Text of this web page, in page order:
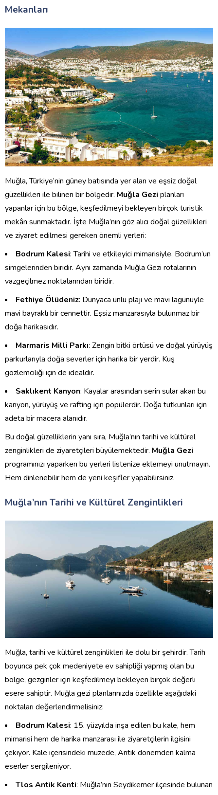
Mekanları
Muğla, Türkiye’nin güney batısında yer alan ve eşsiz doğal
güzellikleri ile bilinen bir bölgedir. Muğla Gezi planları
yapanlar için bu bölge, keşfedilmeyi bekleyen birçok turistik
mekân sunmaktadır. İşte Muğla’nın göz alıcı doğal güzellikleri
ve ziyaret edilmesi gereken önemli yerleri:
Bodrum Kalesi: Tarihi ve etkileyici mimarisiyle, Bodrum’un
simgelerinden biridir. Aynı zamanda Muğla Gezi rotalarının
vazgeçilmez noktalarından biridir.
Fethiye Ölüdeniz: Dünyaca ünlü plajı ve mavi lagünüyle
mavi bayraklı bir cennettir. Eşsiz manzarasıyla bulunmaz bir
doğa harikasıdır.
Marmaris Milli Parkı: Zengin bitki örtüsü ve doğal yürüyüş
parkurlarıyla doğa severler için harika bir yerdir. Kuş
gözlemciliği için de idealdir.
Saklıkent Kanyon: Kayalar arasından serin sular akan bu
kanyon, yürüyüş ve rafting için popülerdir. Doğa tutkunları için
adeta bir macera alanıdır.
Bu doğal güzelliklerin yanı sıra, Muğla’nın tarihi ve kültürel
zenginlikleri de ziyaretçileri büyülemektedir. Muğla Gezi
programınızı yaparken bu yerleri listenize eklemeyi unutmayın.
Hem dinlenebilir hem de yeni keşifler yapabilirsiniz.
Muğla’nın Tarihi ve Kültürel Zenginlikleri
Muğla, tarihi ve kültürel zenginlikleri ile dolu bir şehirdir. Tarih
boyunca pek çok medeniyete ev sahipliği yapmış olan bu
bölge, gezginler için keşfedilmeyi bekleyen birçok değerli
esere sahiptir. Muğla gezi planlarınızda özellikle aşağıdaki
noktaları değerlendirmelisiniz:
Bodrum Kalesi: 15. yüzyılda inşa edilen bu kale, hem
mimarisi hem de harika manzarası ile ziyaretçilerin ilgisini
çekiyor. Kale içerisindeki müzede, Antik dönemden kalma
eserler sergileniyor.
Tlos Antik Kenti: Muğla’nın Seydikemer ilçesinde bulunan